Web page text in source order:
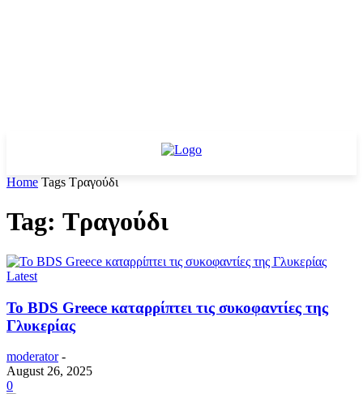
Home Tags Τραγούδι
Tag: Τραγούδι
Latest
Το BDS Greece καταρρίπτει τις συκοφαντίες της
Γλυκερίας
moderator -
August 26, 2025
0